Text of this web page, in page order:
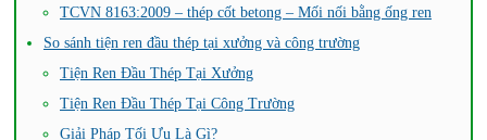
TCVN 8163:2009 – thép cốt betong – Mối nối bằng ống ren
So sánh tiện ren đầu thép tại xưởng và công trường
Tiện Ren Đầu Thép Tại Xưởng
Tiện Ren Đầu Thép Tại Công Trường
Giải Pháp Tối Ưu Là Gì?